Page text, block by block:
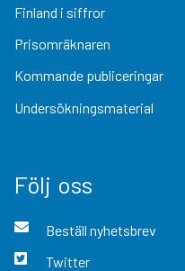
Finland i siffror
Prisomräknaren
Kommande publiceringar
Undersökningsmaterial
Följ oss
Beställ nyhetsbrev
Twitter